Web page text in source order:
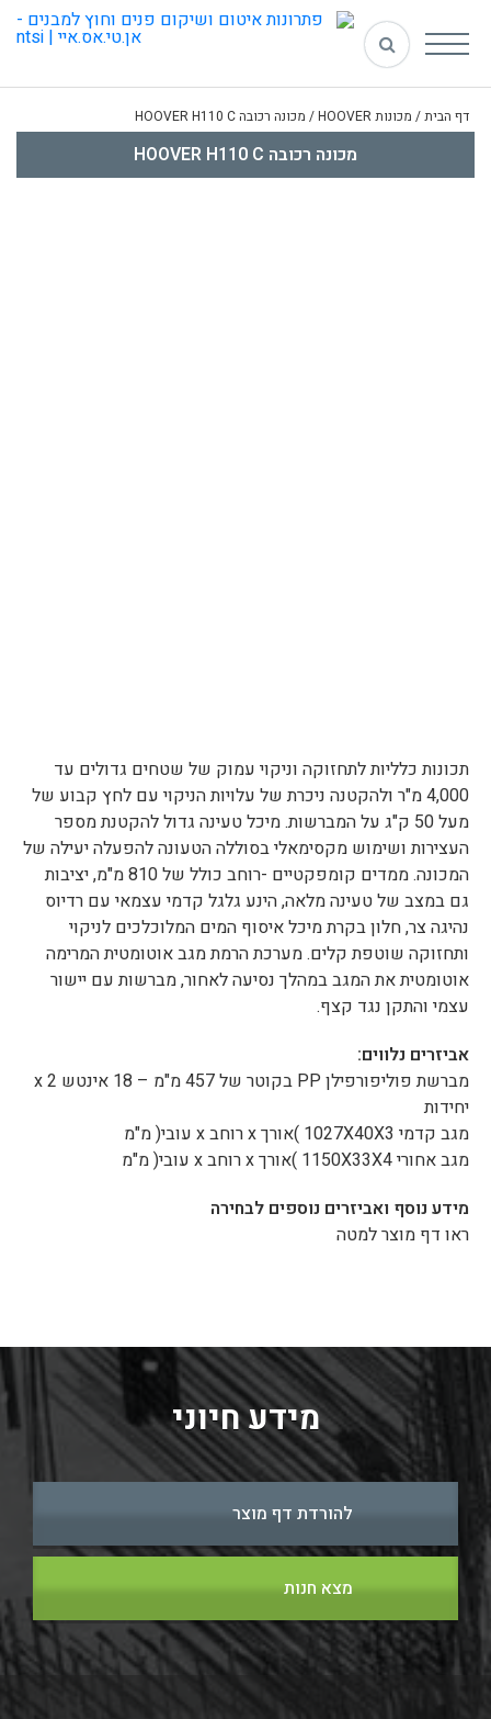
דף הבית/ מכונות HOOVER / מכונה רכובה HOOVER H110 C
מכונה רכובה HOOVER H110 C
תכונות כלליות לתחזוקה וניקוי עמוק של שטחים גדולים עד
4,000 מ"ר ולהקטנה ניכרת של עלויות הניקוי עם לחץ קבוע של
מעל 50 ק"ג על המברשות. מיכל טעינה גדול להקטנת מספר
העצירות ושימוש מקסימאלי בסוללה הטעונה להפעלה יעילה של
המכונה. ממדים קומפקטיים -רוחב כולל של 810 מ"מ, יציבות
גם במצב של טעינה מלאה, הינע גלגל קדמי עצמאי עם רדיוס
נהיגה צר, חלון בקרת מיכל איסוף המים המלוכלכים לניקוי
ותחזוקה שוטפת קלים. מערכת הרמת מגב אוטומטית המרימה
אוטומטית את המגב במהלך נסיעה לאחור, מברשות עם יישור
עצמי והתקן נגד קצף.
אביזרים נלווים:
מברשת פוליפורפילן PP בקוטר של 457 מ"מ – 18 אינטש 2 x
יחידות
מגב קדמי 1027X40X3 )אורך x רוחב x עובי( מ"מ
מגב אחורי 1150X33X4 )אורך x רוחב x עובי( מ"מ
מידע נוסף ואביזרים נוספים לבחירה
ראו דף מוצר למטה
מידע חיוני
להורדת דף מוצר
מצא חנות